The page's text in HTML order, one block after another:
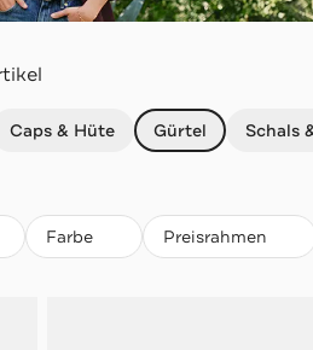
Caps & Hüte Gürtel Schals
Farbe Preisrahmen